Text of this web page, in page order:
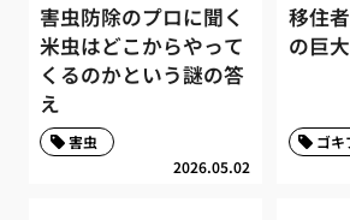
害虫防除のプロに聞く
米虫はどこからやって
くるのかという謎の答
え
2026.05.02
害虫
移住
の巨
ゴキ